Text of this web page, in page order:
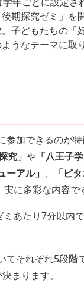
期探究ゼミ」を
子どもたちの「
うなテーマに取
参加できるのが
究」 や「八王子
アル」 、
「ピ
実に多彩な内容で
あたり7分以内
それぞれ5段階
まります。